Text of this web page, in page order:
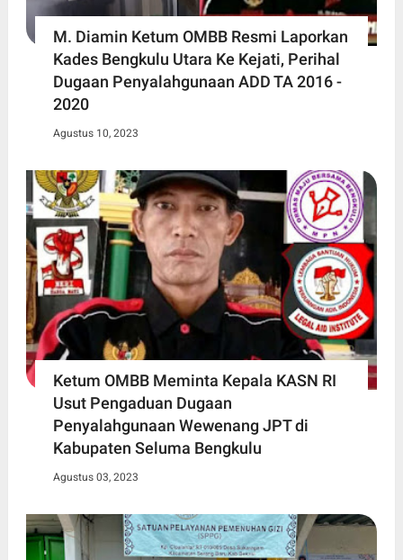
M. Diamin Ketum OMBB Resmi Laporkan
Kades Bengkulu Utara Ke Kejati, Perihal
Dugaan Penyalahgunaan ADD TA 2016 -
2020
Agustus 10, 2023
Ketum OMBB Meminta Kepala KASN RI
Usut Pengaduan Dugaan
Penyalahgunaan Wewenang JPT di
Kabupaten Seluma Bengkulu
Agustus 03, 2023